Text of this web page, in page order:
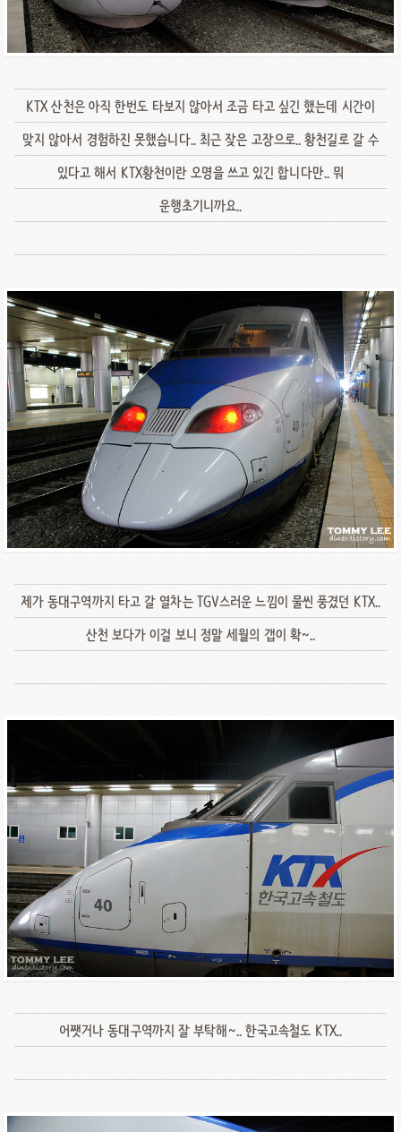
KTX 산천은 아직 한번도 타보지 않아서 조금 타고 싶긴 했는데 시간이
맞지 않아서 경험하진 못했습니다.. 최근 잦은 고장으로.. 황천길로 갈 수
있다고 해서 KTX황천이란 오명을 쓰고 있긴 합니다만.. 뭐
운행초기니까요..
제가 동대구역까지 타고 갈 열차는 TGV스러운 느낌이 물씬 풍겼던 KTX..
산천 보다가 이걸 보니 정말 세월의 갭이 확~..
어쨋거나 동대구역까지 잘 부탁해~.. 한국고속철도 KTX..